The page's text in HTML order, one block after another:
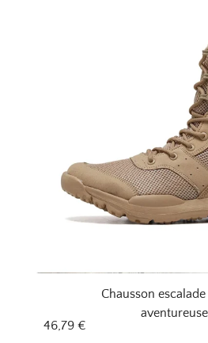
Chausson
46,79 €